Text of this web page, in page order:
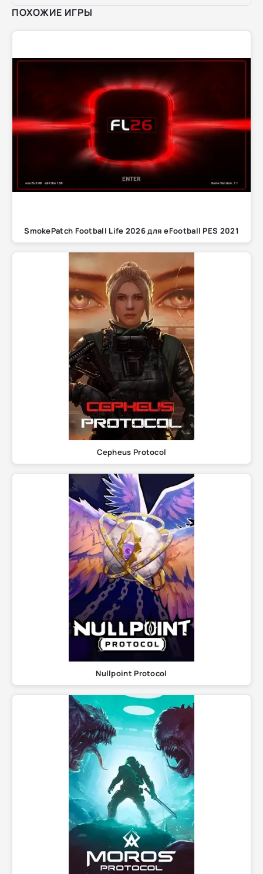
ПОХОЖИЕ ИГРЫ
SmokePatch Football Life 2026 для eFootball PES 2021
Cepheus Protocol
Nullpoint Protocol